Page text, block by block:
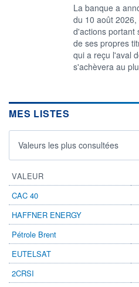
La banque a
du 10 août
d'actions portant
de ses propres
qui a reçu l'aval
s'achèvera au
MES LISTES
Valeurs les plus consultées
VALEUR
CAC 40
HAFFNER ENERGY
Pétrole Brent
EUTELSAT
2CRSI